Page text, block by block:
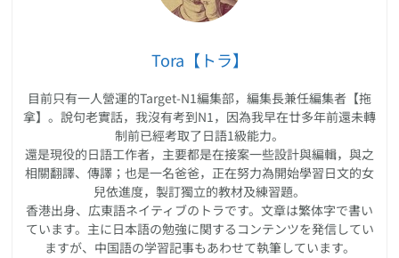
Tora【トラ】
目前只有一人營運的Target-N1編集部，編集長兼任編集者【拖
拿】。說句老實話，我沒有考到N1，因為我早在廿多年前還未轉
制前已經考取了日語1級能力。
還是現役的日語工作者，主要都是在接案一些設計與編輯，與之
相關翻譯、傳譯；也是一名爸爸，正在努力為開始學習日文的女
兒依進度，製訂獨立的教材及練習題。
香港出身、広東語ネイティブのトラです。文章は繁体字で書い
ています。主に日本語の勉強に関するコンテンツを発信してい
ますが、中国語の学習記事もあわせて執筆しています。